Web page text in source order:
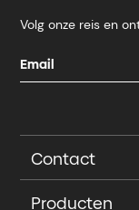
Volg onze reis en
Contact
Producten